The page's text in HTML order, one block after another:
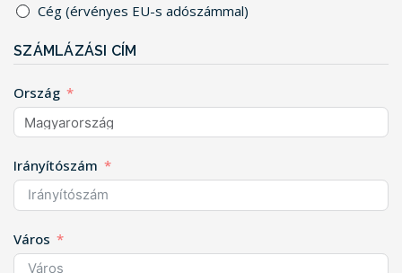
Cég (érvényes EU-s adószámmal)
SZÁMLÁZÁSI CÍM
Ország
Irányítószám
Város